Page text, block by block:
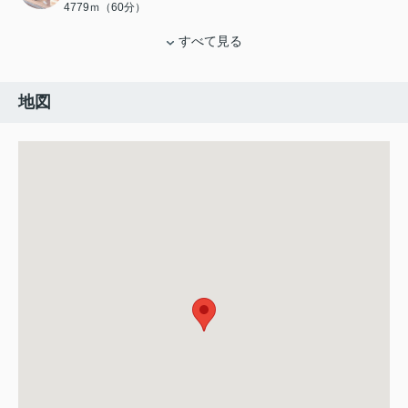
4779ｍ（60分）
すべて見る
地図